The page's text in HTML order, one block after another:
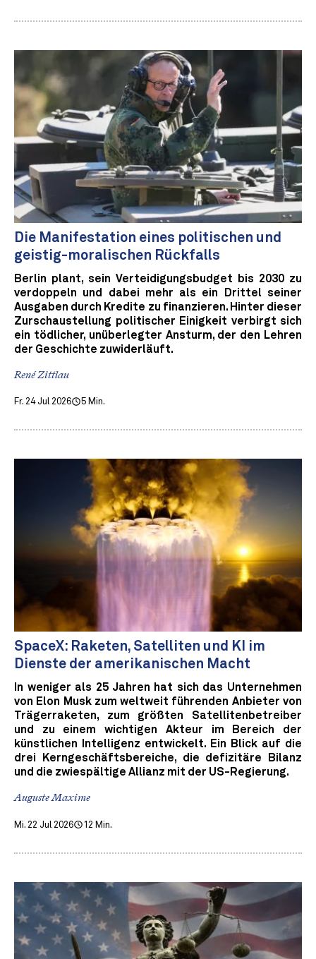
Die Manifestation eines politischen und
geistig-moralischen Rückfalls
Berlin plant, sein Verteidigungsbudget bis 2030 zu
verdoppeln und dabei mehr als ein Drittel seiner
Ausgaben durch Kredite zu finanzieren. Hinter dieser
Zurschaustellung politischer Einigkeit verbirgt sich
ein tödlicher, unüberlegter Ansturm, der den Lehren
der Geschichte zuwiderläuft.
René Zittlau
Fr. 24 Jul 2026 5 Min.
SpaceX: Raketen, Satelliten und KI im
Dienste der amerikanischen Macht
In weniger als 25 Jahren hat sich das Unternehmen
von Elon Musk zum weltweit führenden Anbieter von
Trägerraketen, zum größten Satellitenbetreiber
und zu einem wichtigen Akteur im Bereich der
künstlichen Intelligenz entwickelt. Ein Blick auf die
drei Kerngeschäftsbereiche, die defizitäre Bilanz
und die zwiespältige Allianz mit der US-Regierung.
Auguste Maxime
Mi. 22 Jul 2026 12 Min.